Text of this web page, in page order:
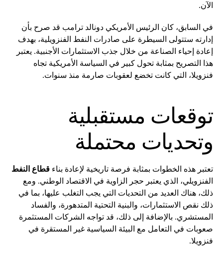
الآن.
في السابق، كان الرئيس الأمريكي دونالد ترامب قد صرح بأن
إدارته ستتولى السيطرة على صادرات النفط الفنزويلية، بهدف
إعادة إحياء الصناعة من خلال جذب الاستثمارات الأجنبية. يعتبر
هذا التصريح بمثابة تحول كبير في السياسة الأمريكية تجاه
فنزويلا، التي كانت تخضع لعقوبات صارمة منذ سنوات.
توقعات مستقبلية
وتحديات محتملة
تعتبر هذه الخطوات بمثابة فرصة تاريخية لإعادة بناء قطاع النفط
الفنزويلي، الذي يعتبر حجر الزاوية في الاقتصاد الوطني. ومع
ذلك، هناك العديد من التحديات التي يجب التغلب عليها، بما في
ذلك نقص الاستثمارات، والبنية التحتية المتدهورة، والفساد
المستشري. بالإضافة إلى ذلك، قد تواجه الشركات المستثمرة
صعوبات في التعامل مع البيئة السياسية غير المستقرة في
فنزويلا.